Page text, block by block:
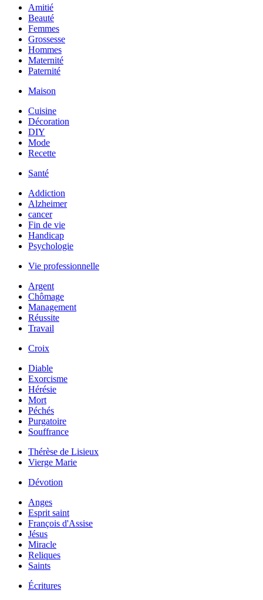
Amitié
Beauté
Femmes
Grossesse
Hommes
Maternité
Paternité
Maison
Cuisine
Décoration
DIY
Mode
Recette
Santé
Addiction
Alzheimer
cancer
Fin de vie
Handicap
Psychologie
Vie professionnelle
Argent
Chômage
Management
Réussite
Travail
Croix
Diable
Exorcisme
Hérésie
Mort
Péchés
Purgatoire
Souffrance
Thérèse de Lisieux
Vierge Marie
Dévotion
Anges
Esprit saint
François d'Assise
Jésus
Miracle
Reliques
Saints
Écritures